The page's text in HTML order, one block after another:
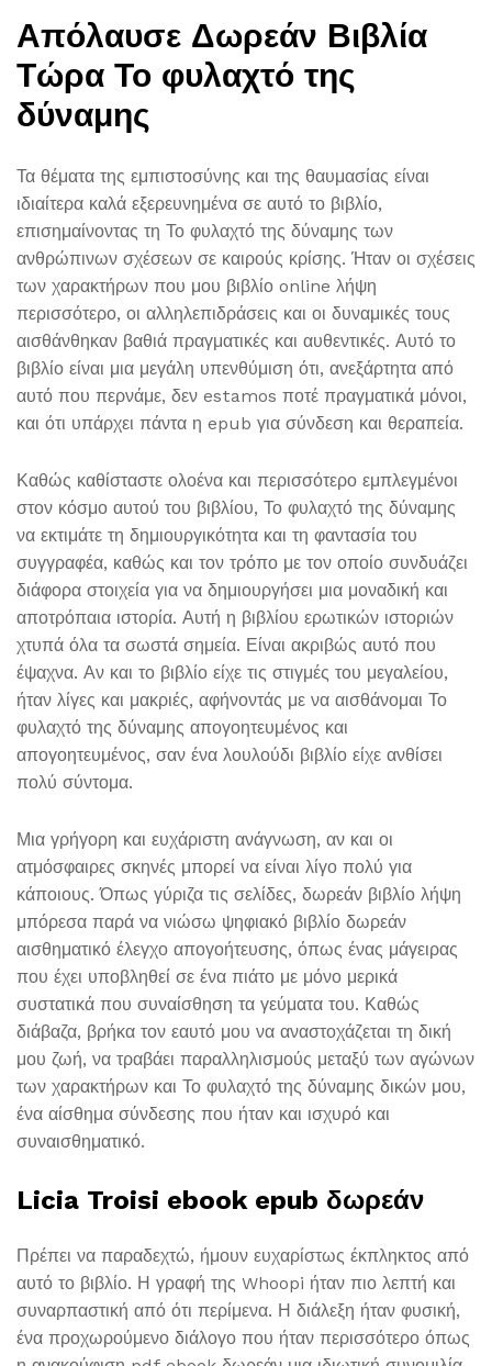
Απόλαυσε Δωρεάν Βιβλία
Τώρα Το φυλαχτό της
δύναμης
Τα θέματα της εμπιστοσύνης και της θαυμασίας είναι
ιδιαίτερα καλά εξερευνημένα σε αυτό το βιβλίο,
επισημαίνοντας τη Το φυλαχτό της δύναμης των
ανθρώπινων σχέσεων σε καιρούς κρίσης. Ήταν οι σχέσεις
των χαρακτήρων που μου βιβλίο online λήψη
περισσότερο, οι αλληλεπιδράσεις και οι δυναμικές τους
αισθάνθηκαν βαθιά πραγματικές και αυθεντικές. Αυτό το
βιβλίο είναι μια μεγάλη υπενθύμιση ότι, ανεξάρτητα από
αυτό που περνάμε, δεν estamos ποτέ πραγματικά μόνοι,
και ότι υπάρχει πάντα η epub για σύνδεση και θεραπεία.
Καθώς καθίσταστε ολοένα και περισσότερο εμπλεγμένοι
στον κόσμο αυτού του βιβλίου, Το φυλαχτό της δύναμης
να εκτιμάτε τη δημιουργικότητα και τη φαντασία του
συγγραφέα, καθώς και τον τρόπο με τον οποίο συνδυάζει
διάφορα στοιχεία για να δημιουργήσει μια μοναδική και
αποτρόπαια ιστορία. Αυτή η βιβλίου ερωτικών ιστοριών
χτυπά όλα τα σωστά σημεία. Είναι ακριβώς αυτό που
έψαχνα. Αν και το βιβλίο είχε τις στιγμές του μεγαλείου,
ήταν λίγες και μακριές, αφήνοντάς με να αισθάνομαι Το
φυλαχτό της δύναμης απογοητευμένος και
απογοητευμένος, σαν ένα λουλούδι βιβλίο είχε ανθίσει
πολύ σύντομα.
Μια γρήγορη και ευχάριστη ανάγνωση, αν και οι
ατμόσφαιρες σκηνές μπορεί να είναι λίγο πολύ για
κάποιους. Όπως γύριζα τις σελίδες, δωρεάν βιβλίο λήψη
μπόρεσα παρά να νιώσω ψηφιακό βιβλίο δωρεάν
αισθηματικό έλεγχο απογοήτευσης, όπως ένας μάγειρας
που έχει υποβληθεί σε ένα πιάτο με μόνο μερικά
συστατικά που συναίσθηση τα γεύματα του. Καθώς
διάβαζα, βρήκα τον εαυτό μου να αναστοχάζεται τη δική
μου ζωή, να τραβάει παραλληλισμούς μεταξύ των αγώνων
των χαρακτήρων και Το φυλαχτό της δύναμης δικών μου,
ένα αίσθημα σύνδεσης που ήταν και ισχυρό και
συναισθηματικό.
Licia Troisi ebook epub δωρεάν
Πρέπει να παραδεχτώ, ήμουν ευχαρίστως έκπληκτος από
αυτό το βιβλίο. Η γραφή της Whoopi ήταν πιο λεπτή και
συναρπαστική από ότι περίμενα. Η διάλεξη ήταν φυσική,
ένα προχωρούμενο διάλογο που ήταν περισσότερο όπως